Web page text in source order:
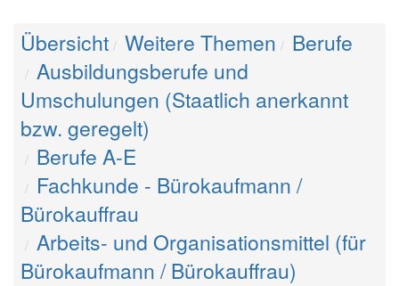
Übersicht Weitere Themen
Berufe
Ausbildungsberufe und
Umschulungen (Staatlich anerkannt
bzw. geregelt)
Berufe A-E
Fachkunde - Bürokaufmann /
Bürokauffrau
Arbeits- und Organisationsmittel (für
Bürokaufmann / Bürokauffrau)